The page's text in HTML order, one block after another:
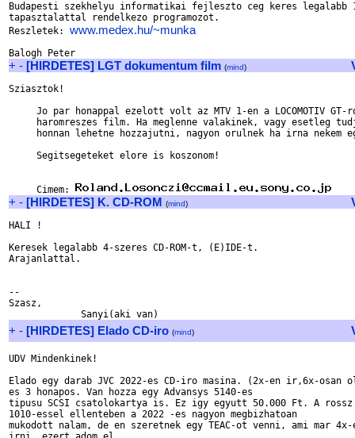
Budapesti szekhelyu informatikai fejleszto ceg keres legalabb
tapasztalattal rendelkezo programozot.
Reszletek: www.medex.hu/~munka
+ - [HIRDETES] LGT dokumentum film (mind)
Sziasztok!
Jo par honappal ezelott volt az MTV 1-en a LOCOMOTIV GT-
haromreszes film. Ha meglenne valakinek, vagy esetleg
honnan lehetne hozzajutni, nagyon orulnek ha irna nekem
     Segitsegeteket elore is koszonom!
     Cimem:
+ - [HIRDETES] K. CD-ROM (mind)
HALI !
Keresek legalabb 4-szeres CD-ROM-t, (E)IDE-t.
Arajanlattal.
--
Szasz,
+ - [HIRDETES] Elado CD-iro (mind)
UDV Mindenkinek!
Elado egy darab JVC 2022-es CD-iro masina. (2x-en ir,6x-osan
es 3 honapos. Van hozza egy Advansys 5140-es
tipusu SCSI csatolokartya is. Ez igy egyutt 50.000 Ft. A rossz
1010-essel ellenteben a 2022 -es nagyon megbizhatoan
mukodott nalam, de en szeretnek egy TEAC-ot venni, ami mar